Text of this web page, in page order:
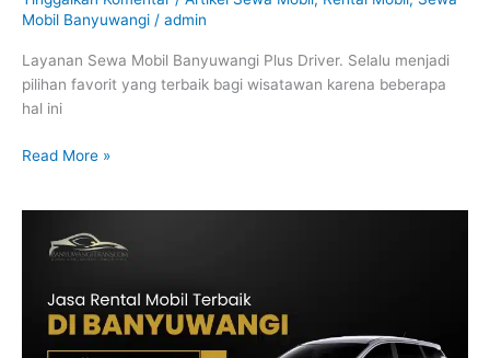
Mobil Banyuwangi / admin
Layanan Sewa Mobil Banyuwangi Plus Driver. Selalu menjadi
pilihan favorit yang terbaik bagi wisatawan karena beberapa
hal ini
Read More »
Mobil
Terbaik